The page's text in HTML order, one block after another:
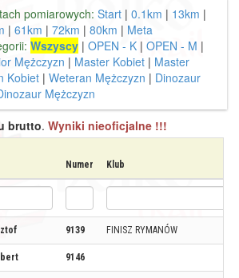
pomiarowych: Start | 0.1km | 13km |
| 61km | 72km | 80km | Meta
Wszyscy | OPEN - K | OPEN - M |
Mężczyzn | Master Kobiet | Master
Kobiet | Weteran Mężczyzn | Dinozaur
Mężczyzn
brutto. Wyniki nieoficjalne !!!
Numer Klub
9139 FINISZ RYMANÓW
9146